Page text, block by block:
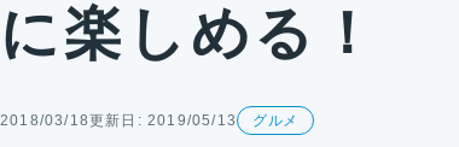
に楽しめる！
2018/03/18更新日: 2019/05/13 グルメ